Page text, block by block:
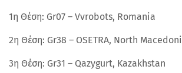
1η Θέση: Gr07 – Vvrobots, Romania
2η Θέση: Gr38 – OSETRA, North
3η Θέση: Gr31 – Qazygurt, Kazakhstan